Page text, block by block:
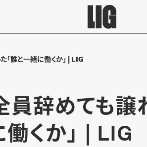
誰と一緒に働くか」 | LIG
辞めても譲
くか」 | LIG